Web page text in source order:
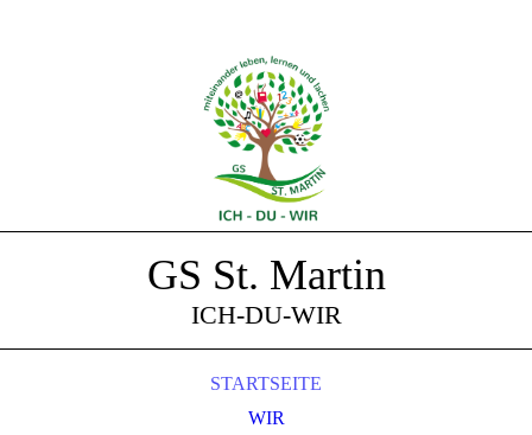
GS St. Martin
ICH-DU-WIR
STARTSEITE
WIR